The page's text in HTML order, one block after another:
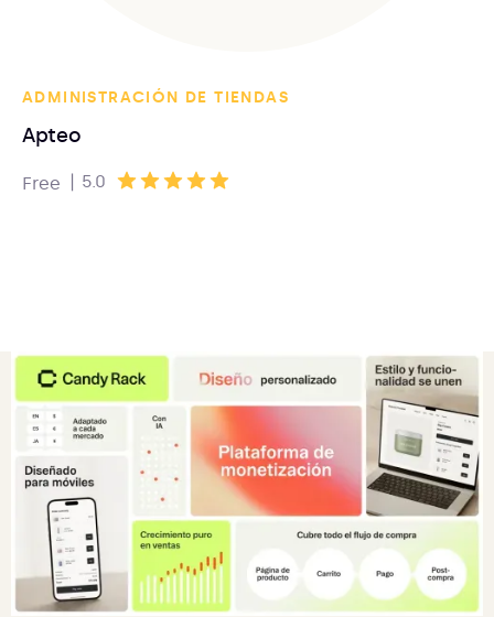
ADMINISTRACIÓN DE TIENDAS
Apteo
Free 5.0